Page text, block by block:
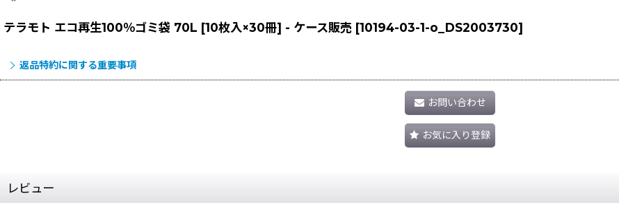
テラモト エコ再生100％ゴミ袋 70L [10枚入×30冊] - ケース販売 [10194-03-1-o_DS2003730]
返品特約に関する重要事項
お問い合わせ
お気に入り登録
レビュー